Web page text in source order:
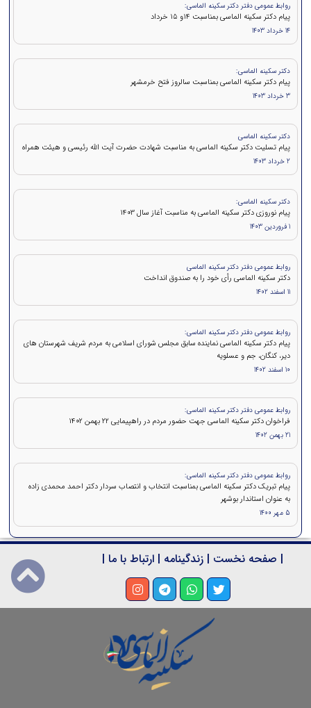
روابط عمومی دفتر دکتر سکینه الماسی:
پيام دكتر سکینه الماسی بمناسبت ۱۴و ۱۵ خرداد
14 خرداد 1403
دکتر سکینه الماسی:
پیام دکتر سکینه الماسی بمناسبت سالروز فتح خرمشهر
3 خرداد 1403
دکتر سکینه الماسی
پیام تسلیت دکتر سکینه الماسی به مناسبت شهادت حضرت آیت الله رئیسی و هیئت همراه
2 خرداد 1403
دکتر سکینه الماسی:
پیام نوروزی دکتر سکینه الماسی به مناسبت آغاز سال 1403
1 فروردین 1403
روابط عمومی دفتر دکتر سکینه الماسی
دکتر سکینه الماسی رأی خود را به صندوق انداخت
11 اسفند 1402
روابط عمومی دفتر دکتر سکینه الماسی:
پیام دکتر سکینه الماسی نماینده سابق مجلس شورای اسلامی به مردم شریف شهرستان های
دیر، کنگان، جم و عسلویه
10 اسفند 1402
روابط عمومی دفتر دکتر سکینه الماسی:
فراخوان دکتر سکینه الماسی جهت حضور مردم در راهپیمایی ۲۲ بهمن 1402
21 بهمن 1402
روابط عمومی دفتر دکتر سکینه الماسی:
پیام تبریک دکتر سکینه الماسی بمناسبت انتخاب و انتصاب سردار دکتر احمد محمدی زاده
به عنوان استاندار بوشهر
5 مهر 1400
| صفحه نخست | زندگینامه | ارتباط با ما |